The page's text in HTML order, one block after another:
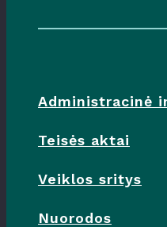
Administracinė
Teisės aktai
Veiklos sritys
Nuorodos